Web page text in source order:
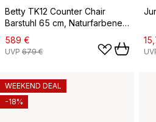
Betty TK12 Counter Chair
Barstuhl 65 cm, Naturfarbenes
leinen-lackierte eiche
589 €
UVP 679 €
WEEKEND DEAL
-18%